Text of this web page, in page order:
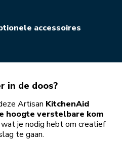
accessoires
in de doos?
Artisan KitchenAid
hoogte verstelbare kom
je nodig hebt om creatief
te gaan.